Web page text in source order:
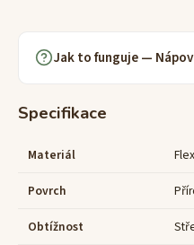
Jak to funguje —
Specifikace
Materiál
Povrch
Obtížnost